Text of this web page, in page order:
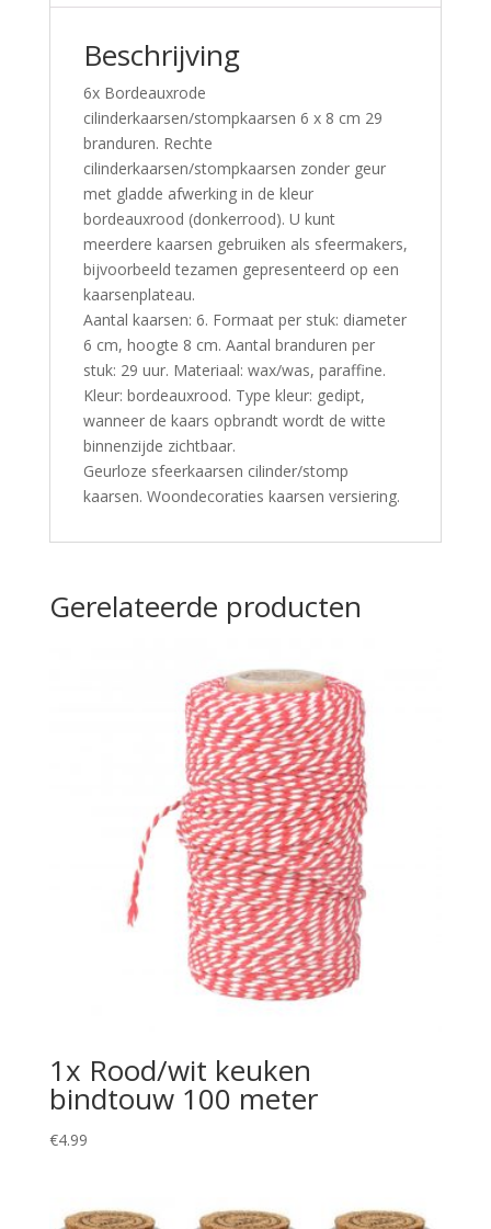
Beschrijving
6x Bordeauxrode
cilinderkaarsen/stompkaarsen 6 x 8 cm 29
branduren. Rechte
cilinderkaarsen/stompkaarsen zonder geur
met gladde afwerking in de kleur
bordeauxrood (donkerrood). U kunt
meerdere kaarsen gebruiken als sfeermakers,
bijvoorbeeld tezamen gepresenteerd op een
kaarsenplateau.
Aantal kaarsen: 6. Formaat per stuk: diameter
6 cm, hoogte 8 cm. Aantal branduren per
stuk: 29 uur. Materiaal: wax/was, paraffine.
Kleur: bordeauxrood. Type kleur: gedipt,
wanneer de kaars opbrandt wordt de witte
binnenzijde zichtbaar.
Geurloze sfeerkaarsen cilinder/stomp
kaarsen. Woondecoraties kaarsen versiering.
Gerelateerde producten
1x Rood/wit keuken
bindtouw 100 meter
€4.99